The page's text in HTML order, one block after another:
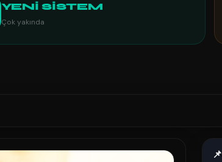
YENİ SİSTEM
Çok yakında
📌